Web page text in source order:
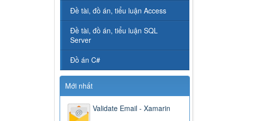
Đề tài, đồ án, tiểu luận Access
Đề tài, đồ án, tiểu luận SQL
Server
Đồ án C#
Mới nhất
Validate Email - Xamarin